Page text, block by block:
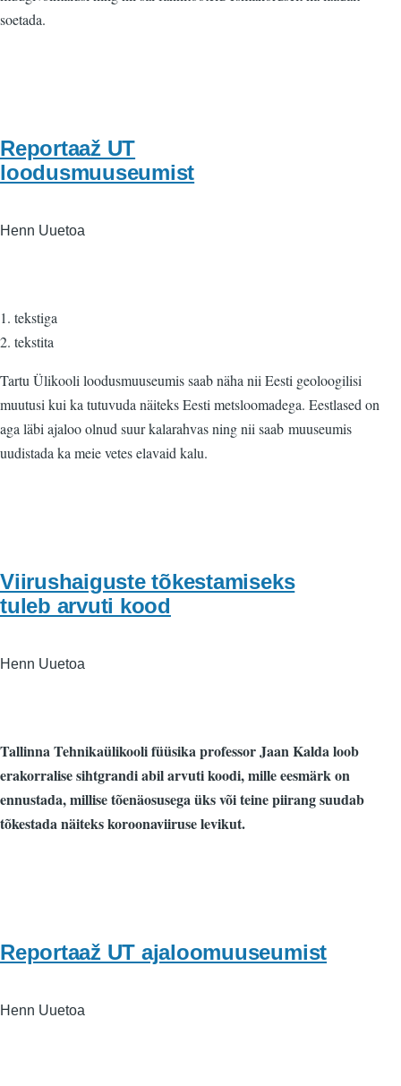
soetada.
Reportaaž UT
loodusmuuseumist
Henn Uuetoa
1. tekstiga
2. tekstita
Tartu Ülikooli loodusmuuseumis saab näha nii Eesti geoloogilisi
muutusi kui ka tutuvuda näiteks Eesti metsloomadega. Eestlased on
aga läbi ajaloo olnud suur kalarahvas ning nii saab muuseumis
uudistada ka meie vetes elavaid kalu.
Viirushaiguste tõkestamiseks
tuleb arvuti kood
Henn Uuetoa
Tallinna Tehnikaülikooli füüsika professor Jaan Kalda loob
erakorralise sihtgrandi abil arvuti koodi, mille eesmärk on
ennustada, millise tõenäosusega üks või teine piirang suudab
tõkestada näiteks koroonaviiruse levikut.
Reportaaž UT ajaloomuuseumist
Henn Uuetoa